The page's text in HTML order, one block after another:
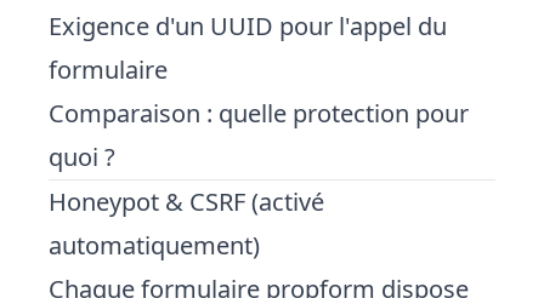
Exigence d'un UUID pour l'appel du
formulaire
Comparaison : quelle protection pour
quoi ?
Honeypot & CSRF (activé
automatiquement)
Chaque formulaire propform dispose